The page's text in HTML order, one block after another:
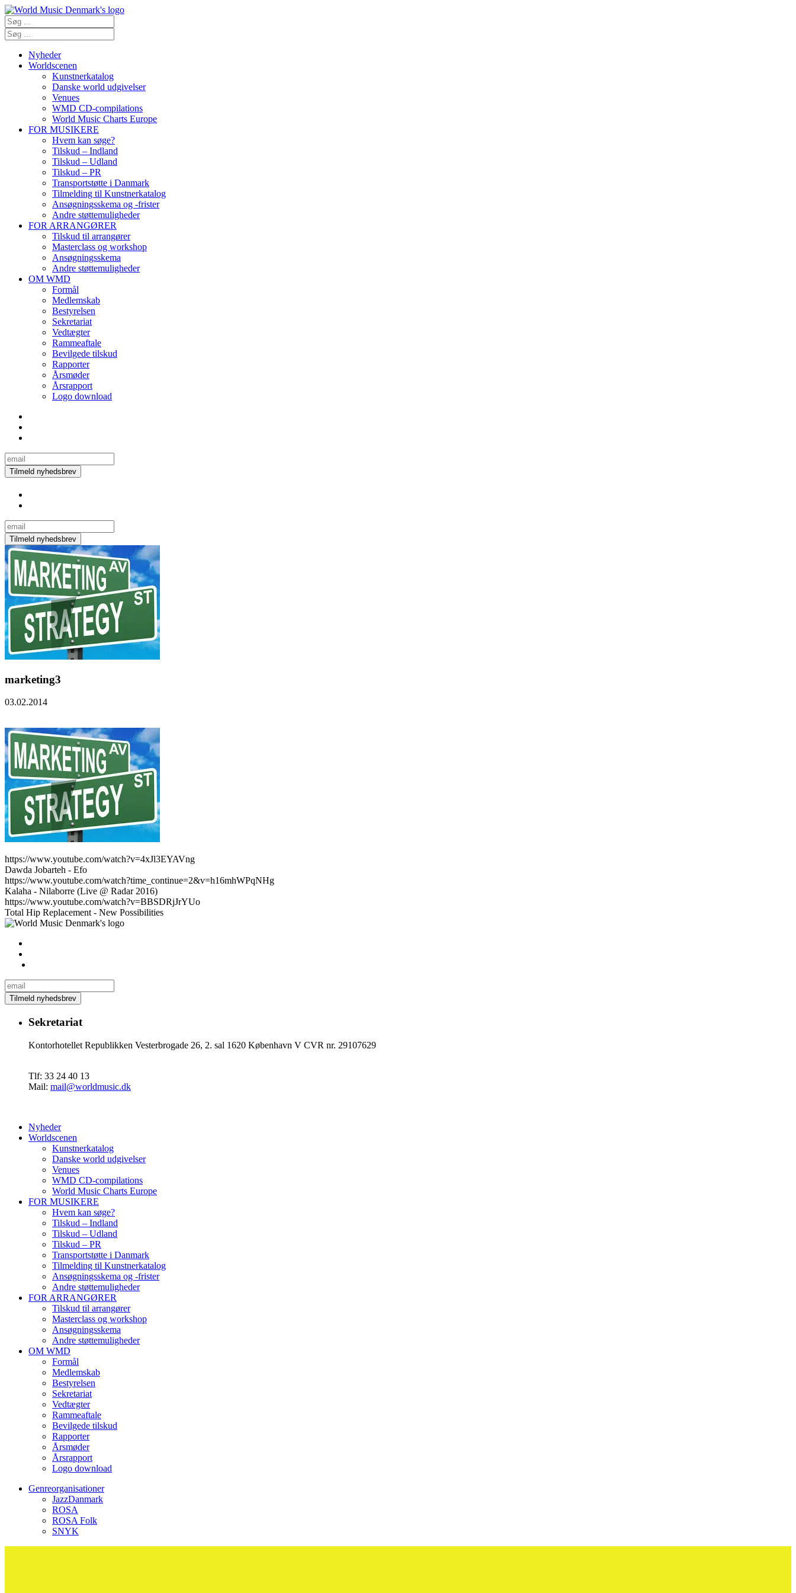
Nyheder
Worldscenen
Kunstnerkatalog
Danske world udgivelser
Venues
WMD CD-compilations
World Music Charts Europe
FOR MUSIKERE
Hvem kan søge?
Tilskud – Indland
Tilskud – Udland
Tilskud – PR
Transportstøtte i Danmark
Tilmelding til Kunstnerkatalog
Ansøgningsskema og -frister
Andre støttemuligheder
FOR ARRANGØRER
Tilskud til arrangører
Masterclass og workshop
Ansøgningsskema
Andre støttemuligheder
OM WMD
Formål
Medlemskab
Bestyrelsen
Sekretariat
Vedtægter
Rammeaftale
Bevilgede tilskud
Rapporter
Årsmøder
Årsrapport
Logo download
marketing3
03.02.2014
https://www.youtube.com/watch?v=4xJl3EYAVng
Dawda Jobarteh - Efo
https://www.youtube.com/watch?time_continue=2&v=h16mhWPqNHg
Kalaha - Nilaborre (Live @ Radar 2016)
https://www.youtube.com/watch?v=BBSDRjJrYUo
Total Hip Replacement - New Possibilities
Sekretariat
Kontorhotellet Republikken Vesterbrogade 26, 2. sal 1620 København V CVR nr. 29107629
Tlf: 33 24 40 13
Mail: mail@worldmusic.dk
Nyheder
Worldscenen
Kunstnerkatalog
Danske world udgivelser
Venues
WMD CD-compilations
World Music Charts Europe
FOR MUSIKERE
Hvem kan søge?
Tilskud – Indland
Tilskud – Udland
Tilskud – PR
Transportstøtte i Danmark
Tilmelding til Kunstnerkatalog
Ansøgningsskema og -frister
Andre støttemuligheder
FOR ARRANGØRER
Tilskud til arrangører
Masterclass og workshop
Ansøgningsskema
Andre støttemuligheder
OM WMD
Formål
Medlemskab
Bestyrelsen
Sekretariat
Vedtægter
Rammeaftale
Bevilgede tilskud
Rapporter
Årsmøder
Årsrapport
Logo download
Genreorganisationer
JazzDanmark
ROSA
ROSA Folk
SNYK